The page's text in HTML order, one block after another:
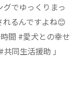
でゆっくりまっ
るんですよね😊
間 #愛犬との幸せ
同生活援助 」